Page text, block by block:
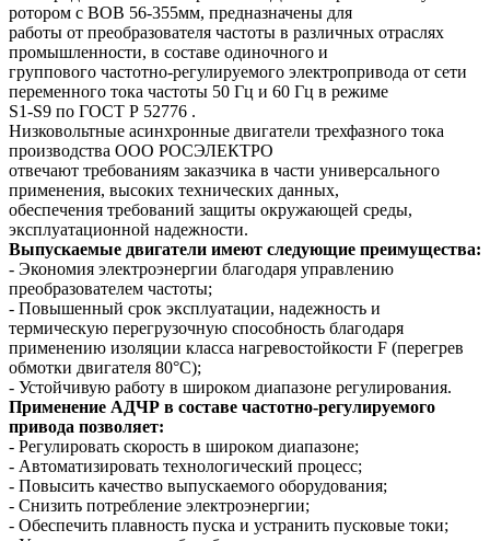
ротором с ВОВ 56-355мм, предназначены для
работы от преобразователя частоты в различных отраслях
промышленности, в составе одиночного и
группового частотно-регулируемого электропривода от сети
переменного тока частоты 50 Гц и 60 Гц в режиме
S1-S9 по ГОСТ Р 52776 .
Низковольтные асинхронные двигатели трехфазного тока
производства ООО РОСЭЛЕКТРО
отвечают требованиям заказчика в части универсального
применения, высоких технических данных,
обеспечения требований защиты окружающей среды,
эксплуатационной надежности.
Выпускаемые двигатели имеют следующие преимущества:
- Экономия электроэнергии благодаря управлению
преобразователем частоты;
- Повышенный срок эксплуатации, надежность и
термическую перегрузочную способность благодаря
применению изоляции класса нагревостойкости F (перегрев
обмотки двигателя 80°C);
- Устойчивую работу в широком диапазоне регулирования.
Применение АДЧР в составе частотно-регулируемого
привода позволяет:
- Регулировать скорость в широком диапазоне;
- Автоматизировать технологический процесс;
- Повысить качество выпускаемого оборудования;
- Снизить потребление электроэнергии;
- Обеспечить плавность пуска и устранить пусковые токи;